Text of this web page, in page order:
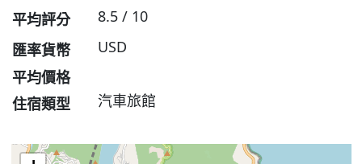
平均評分
8.5 / 10
匯率貨幣
USD
平均價格
住宿類型
汽車旅館